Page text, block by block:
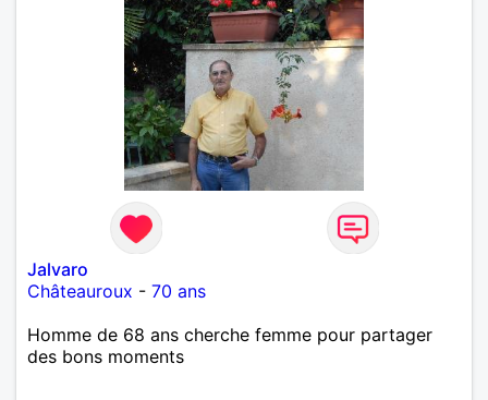
Jalvaro
Châteauroux - 70 ans
Homme de 68 ans cherche femme pour partager
des bons moments